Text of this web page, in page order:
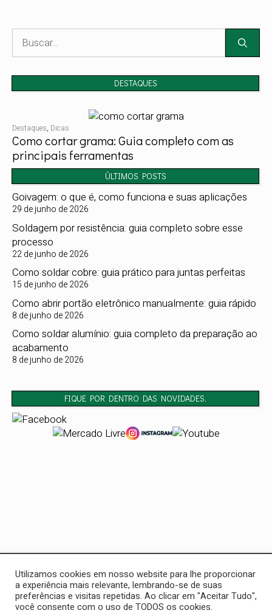
Pesquisar
por:
DESTAQUES
Como cortar grama: Guia completo com as
principais ferramentas
Destaques, Dicas
ÚLTIMOS POSTS
Goivagem: o que é, como funciona e suas aplicações
29 de junho de 2026
Soldagem por resistência: guia completo sobre esse
processo
22 de junho de 2026
Como soldar cobre: guia prático para juntas perfeitas
15 de junho de 2026
Como abrir portão eletrônico manualmente: guia rápido
8 de junho de 2026
Como soldar alumínio: guia completo da preparação ao
acabamento
8 de junho de 2026
FIQUE POR DENTRO DAS NOVIDADES.
Casa do Soldador
32 anos de tradição em ferramentas e soluções para
profissionais. Soldagem, marcenaria, funilaria e pintura — tudo
em um só lugar.
Utilizamos cookies em nosso website para lhe proporcionar
a experiência mais relevante, lembrando-se de suas
preferências e visitas repetidas. Ao clicar em "Aceitar Tudo",
você consente com o uso de TODOS os cookies.